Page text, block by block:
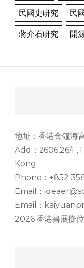
民國史研究 民
蔣介石研究 開
地址：香港金鐘海
Add：2606,26/
Kong
Phone：+852
Email：
Email：
2026 香港書展攤